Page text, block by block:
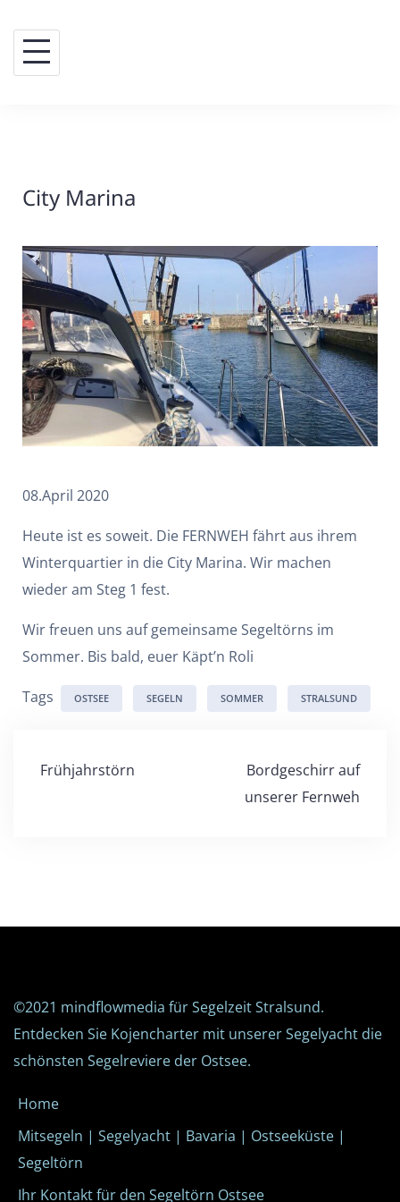
content
City Marina
08.April 2020
Heute ist es soweit. Die FERNWEH fährt aus ihrem
Winterquartier in die City Marina. Wir machen
wieder am Steg 1 fest.
Wir freuen uns auf gemeinsame Segeltörns im
Sommer. Bis bald, euer Käpt’n Roli
Tags OSTSEE SEGELN SOMMER STRALSUND
Beitragsnavigation
Frühjahrstörn
Bordgeschirr auf
unserer Fernweh
©2021 mindflowmedia für Segelzeit Stralsund.
Entdecken Sie Kojencharter mit unserer Segelyacht die
schönsten Segelreviere der Ostsee.
Home
Mitsegeln | Segelyacht | Bavaria | Ostseeküste |
Segeltörn
Ihr Kontakt für den Segeltörn Ostsee